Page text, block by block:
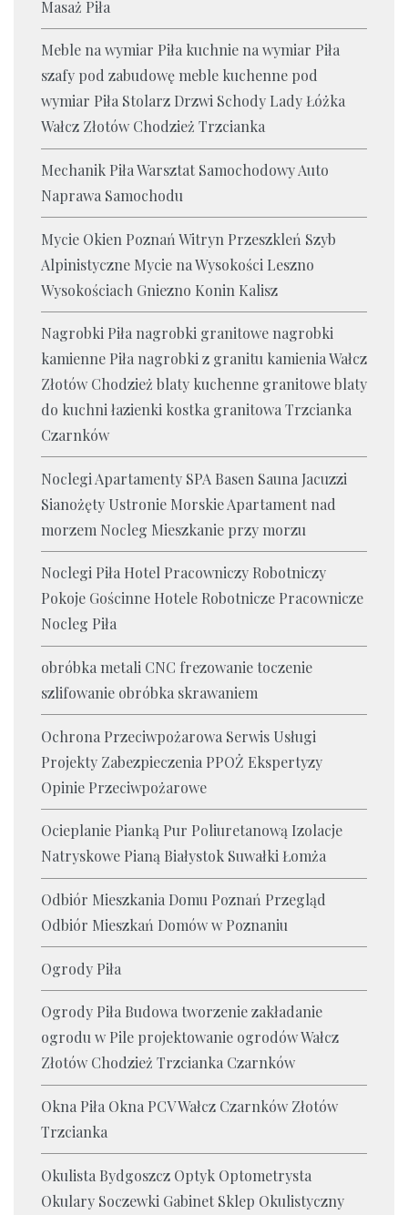
Masaż Piła
Meble na wymiar Piła kuchnie na wymiar Piła
szafy pod zabudowę meble kuchenne pod
wymiar Piła Stolarz Drzwi Schody Lady Łóżka
Wałcz Złotów Chodzież Trzcianka
Mechanik Piła Warsztat Samochodowy Auto
Naprawa Samochodu
Mycie Okien Poznań Witryn Przeszkleń Szyb
Alpinistyczne Mycie na Wysokości Leszno
Wysokościach Gniezno Konin Kalisz
Nagrobki Piła nagrobki granitowe nagrobki
kamienne Piła nagrobki z granitu kamienia Wałcz
Złotów Chodzież blaty kuchenne granitowe blaty
do kuchni łazienki kostka granitowa Trzcianka
Czarnków
Noclegi Apartamenty SPA Basen Sauna Jacuzzi
Sianożęty Ustronie Morskie Apartament nad
morzem Nocleg Mieszkanie przy morzu
Noclegi Piła Hotel Pracowniczy Robotniczy
Pokoje Gościnne Hotele Robotnicze Pracownicze
Nocleg Piła
obróbka metali CNC frezowanie toczenie
szlifowanie obróbka skrawaniem
Ochrona Przeciwpożarowa Serwis Usługi
Projekty Zabezpieczenia PPOŻ Ekspertyzy
Opinie Przeciwpożarowe
Ocieplanie Pianką Pur Poliuretanową Izolacje
Natryskowe Pianą Białystok Suwałki Łomża
Odbiór Mieszkania Domu Poznań Przegląd
Odbiór Mieszkań Domów w Poznaniu
Ogrody Piła
Ogrody Piła Budowa tworzenie zakładanie
ogrodu w Pile projektowanie ogrodów Wałcz
Złotów Chodzież Trzcianka Czarnków
Okna Piła Okna PCV Wałcz Czarnków Złotów
Trzcianka
Okulista Bydgoszcz Optyk Optometrysta
Okulary Soczewki Gabinet Sklep Okulistyczny